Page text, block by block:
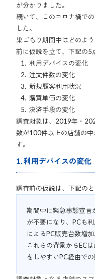
が分かりました。
続いて、このコロナ禍で
した。
巣ごもり期間中はどのよ
前に仮説を立て、下記の5
利用デバイスの変化
注文件数の変化
新規顧客利用状況
購買単価の変化
決済手段の変化
調査対象は、2019年・
数が100件以上の店舗の
す。
1. 利用デバイスの変化
調査前の仮説は、下記のと
期間中に緊急事態宣言
が不要になり、PCも
によるPC販売台数増加
これらの背景からEC
をしやすいPC経由での